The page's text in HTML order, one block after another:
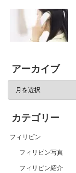
アーカイブ
カテゴリー
フィリピン
フィリピン写真
フィリピン紹介